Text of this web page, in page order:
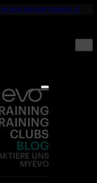
BIS SEPTEMBER. 💪
CLUBS
BLOG
UNS
MYEVO